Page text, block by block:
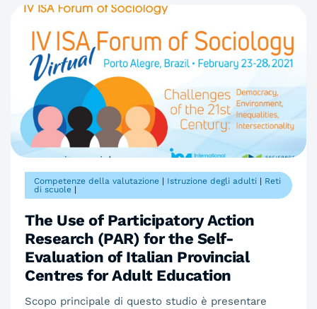
Competenze della valutazione | Istruzione degli adulti | Reti
di scuole |
The Use of Participatory Action
Research (PAR) for the Self-
Evaluation of Italian Provincial
Centres for Adult Education
Scopo principale di questo studio è presentare